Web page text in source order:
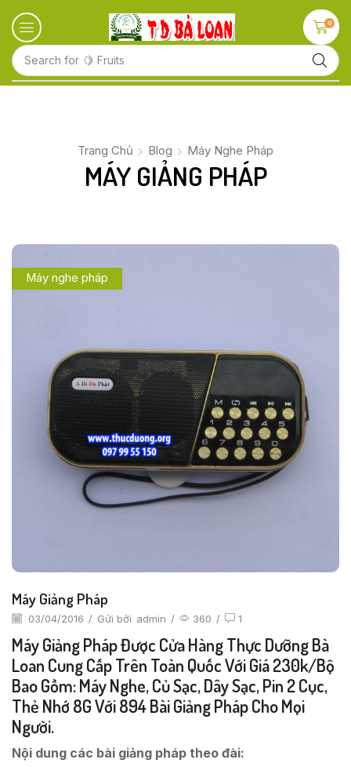
Search for 🍋 Fruits
0
Trang Chủ Blog Máy Nghe Pháp
MÁY GIẢNG PHÁP
Máy nghe pháp
Máy Giảng Pháp
03/04/2016 / Gửi bởi admin / 360 / 1
Máy Giảng Pháp Được Cửa Hàng Thực Dưỡng Bà
Loan Cung Cấp Trên Toàn Quốc Với Giá 230k/bộ
Bao Gồm: Máy Nghe, Củ Sạc, Dây Sạc, Pin 2 Cục,
Thẻ Nhớ 8G Với 894 Bài Giảng Pháp Cho Mọi
Người.
Nội dung các bài giảng pháp theo đài: